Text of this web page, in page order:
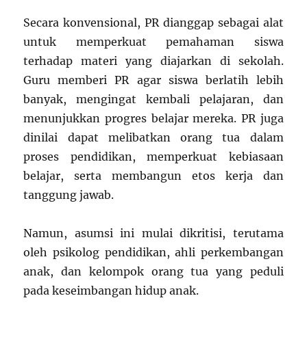
Secara konvensional, PR dianggap sebagai alat
untuk memperkuat pemahaman siswa
terhadap materi yang diajarkan di sekolah.
Guru memberi PR agar siswa berlatih lebih
banyak, mengingat kembali pelajaran, dan
menunjukkan progres belajar mereka. PR juga
dinilai dapat melibatkan orang tua dalam
proses pendidikan, memperkuat kebiasaan
belajar, serta membangun etos kerja dan
tanggung jawab.
Namun, asumsi ini mulai dikritisi, terutama
oleh psikolog pendidikan, ahli perkembangan
anak, dan kelompok orang tua yang peduli
pada keseimbangan hidup anak.